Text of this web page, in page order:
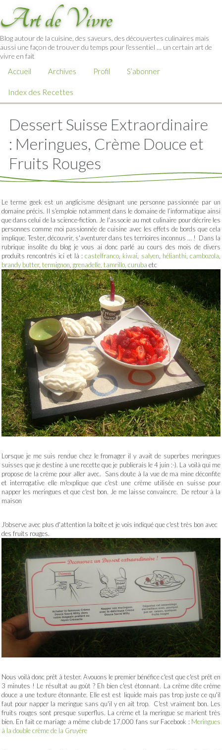
Art de Vivre
Blog autour de la cuisine, des saveurs, des découvertes culinaires mais
aussi une façon de trouver du temps pour l'essentiel … un certain art de
vivre en fait
Accueil Archives Profil S’abonner
Index des Recettes
Dessert Suisse Extraordinaire
: Meringues, Crème Douce et
Fruits Rouges
Le terme geek est un anglicisme désignant une personne passionnée par un
domaine précis. Il s’emploie notamment dans le domaine de l’informatique ainsi
que dans celui de la science-fiction. Je l'associe au mot culinaire pour décrire les
personnes comme moi passionnée de cuisine avec les effets de bords que cela
implique. Tester, découvrir, s'aventurer dans tes terrioires inconnus … ! Dans la
rubrique insolite du blog je vous ai donc parlé au cours des mois de divers
produits rencontrés ici et là :castelfranco kiwai salyen hélianthi ,cambozola
brandy butter, termignon grenadelle, tamrillo, curuba etc
Lorsque je me suis rendue chez le fromager il y avait de superbes meringues
suisses que je destine à une recette que je publierais le 4 juin :-). La voilà qui me
propose de la crème pour aller avec. Sans doute à la vue de ma mine déconfite
et interrogative elle m'explique que c'est une crème utilisée en suisse pour
napper les meringues et que c'est bon. Je me laisse convaincre. De retour à la
maison
J'observe avec plus d'attention la boîte et je vois indiqué que c'est très bon avec
des fruits rouges.
Nous voilà donc prêt à tester. Avouons le premier bénéfice c'est que c'est prêt en
3 minutes ! Le résultat au goût ? Eh bien c'est étonnant. La crème dite crème
douce a une texture étonnante. Elle est est liquide mais pas trop juste ce qu'il
faut pour napper la meringue sans qu'il y en ait trop. C'est vraiment bon. Les
fruits rouges sont presque superflus. La crème et la meringue se marient très
bien. En fait ce mariage a même club de 17,000 fans sur Facebook : Meringues
à la double crème de la Gruyère